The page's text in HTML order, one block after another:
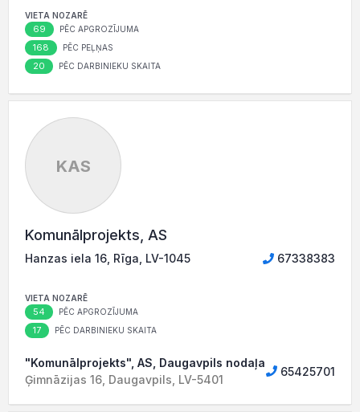
VIETA NOZARĒ
69 PĒC APGROZĪJUMA
168 PĒC PEĻŅAS
20 PĒC DARBINIEKU SKAITA
KAS
Komunālprojekts, AS
Hanzas iela 16, Rīga, LV-1045 67338383
VIETA NOZARĒ
54 PĒC APGROZĪJUMA
17 PĒC DARBINIEKU SKAITA
"Komunālprojekts", AS, Daugavpils nodaļa
Ģimnāzijas 16, Daugavpils, LV-5401
65425701